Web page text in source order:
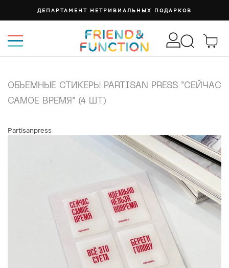
ДЕПАРТАМЕНТ НЕТРИВИАЛЬНЫХ ПОДАРКОВ
ОБЪЕМНЫЕ СТИКЕРЫ PARTISAN PRESS "СЕЙЧАС
САМОЕ ВРЕМЯ" (4 ШТ)
Partisanpress